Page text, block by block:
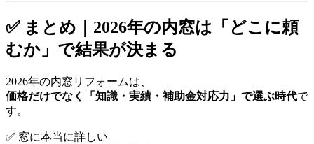
✅ まとめ｜2026年の内窓は「どこに頼
むか」で結果が決まる
2026年の内窓リフォームは、
価格だけでなく「知識・実績・補助金対応力」で選ぶ時代で
す。
✅ 窓に本当に詳しい